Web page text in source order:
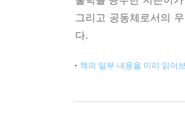
그리고 공동체로서의
다.
책의 일부 내용을 미리 읽어